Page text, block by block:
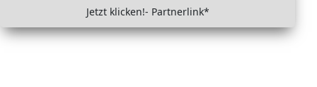
Jetzt klicken!- Partnerlink*